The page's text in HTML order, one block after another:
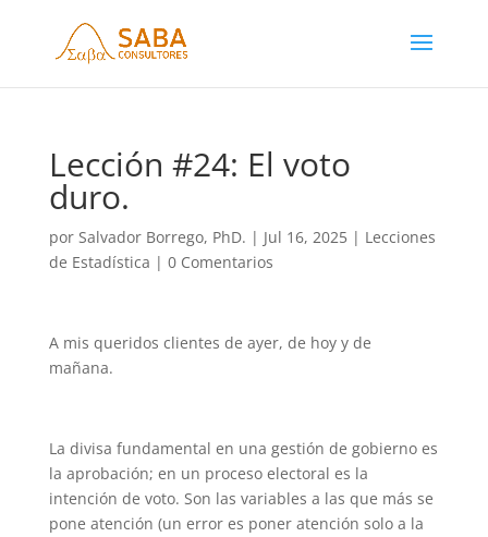
Lección #24: El voto
duro.
por Salvador Borrego, PhD. | Jul 16, 2025| Lecciones
de Estadística | 0 Comentarios
A mis queridos clientes de ayer, de hoy y de
mañana.
La divisa fundamental en una gestión de gobierno es
la aprobación; en un proceso electoral es la
intención de voto. Son las variables a las que más se
pone atención (un error es poner atención solo a la